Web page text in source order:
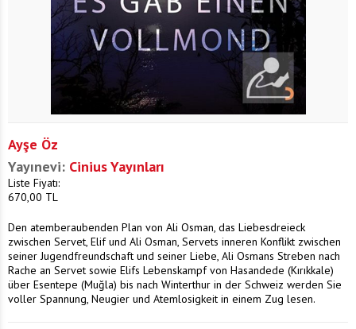
Ayşe Öz
Yayınevi: Cinius Yayınları
Liste Fiyatı:
670,00 TL
Den atemberaubenden Plan von Ali Osman, das Liebesdreieck
zwischen Servet, Elif und Ali Osman, Servets inneren Konflikt zwischen
seiner Jugendfreundschaft und seiner Liebe, Ali Osmans Streben nach
Rache an Servet sowie Elifs Lebenskampf von Hasandede (Kırıkkale)
über Esentepe (Muğla) bis nach Winterthur in der Schweiz werden Sie
voller Spannung, Neugier und Atemlosigkeit in einem Zug lesen.